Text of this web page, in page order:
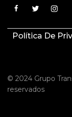
Política De
© 2024 Grupo
reservados